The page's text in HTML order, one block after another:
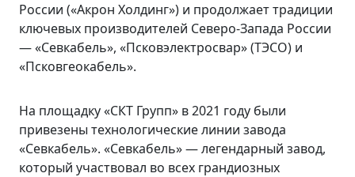
России («Акрон Холдинг») и продолжает традиции
ключевых производителей Северо-Запада России
— «Севкабель», «Псковэлектросвар» (ТЭСО) и
«Псковгеокабель».
На площадку «СКТ Групп» в 2021 году были
привезены технологические линии завода
«Севкабель». «Севкабель» — легендарный завод,
который участвовал во всех грандиозных